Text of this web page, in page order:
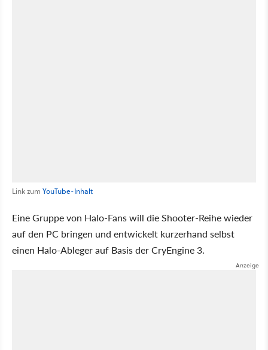
Link zum YouTube-Inhalt
Eine Gruppe von Halo-Fans will die Shooter-Reihe wieder
auf den PC bringen und entwickelt kurzerhand selbst
einen Halo-Ableger auf Basis der CryEngine 3.